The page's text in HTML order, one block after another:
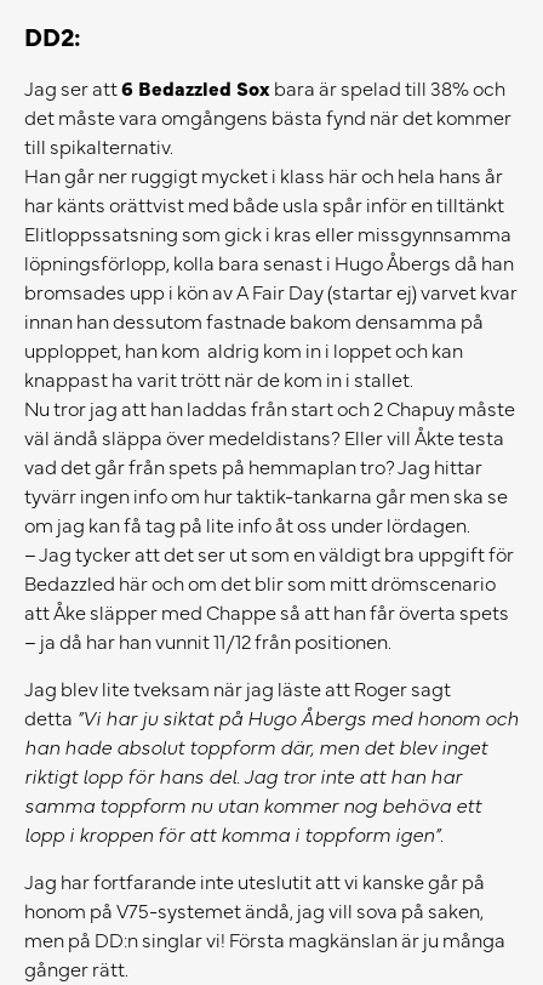
DD2:
Jag ser att6 Bedazzled Sox bara är spelad till 38% och
det måste vara omgångens bästa fynd när det kommer
till spikalternativ.
Han går ner ruggigt mycket i klass här och hela hans år
har känts orättvist med både usla spår inför en tilltänkt
Elitloppssatsning som gick i kras eller missgynnsamma
löpningsförlopp, kolla bara senast i Hugo Åbergs då han
bromsades upp i kön av A Fair Day (startar ej) varvet kvar
innan han dessutom fastnade bakom densamma på
upploppet, han kom aldrig kom in i loppet och kan
knappast ha varit trött när de kom in i stallet.
Nu tror jag att han laddas från start och 2 Chapuy måste
väl ändå släppa över medeldistans? Eller vill Åkte testa
vad det går från spets på hemmaplan tro? Jag hittar
tyvärr ingen info om hur taktik-tankarna går men ska se
om jag kan få tag på lite info åt oss under lördagen.
– Jag tycker att det ser ut som en väldigt bra uppgift för
Bedazzled här och om det blir som mitt drömscenario
att Åke släpper med Chappe så att han får överta spets
– ja då har han vunnit 11/12 från positionen.
Jag blev lite tveksam när jag läste att Roger sagt
detta ”Vi har ju siktat på Hugo Åbergs med honom och
han hade absolut toppform där, men det blev inget
riktigt lopp för hans del. Jag tror inte att han har
samma toppform nu utan kommer nog behöva ett
lopp i kroppen för att komma i toppform igen”.
Jag har fortfarande inte uteslutit att vi kanske går på
honom på V75-systemet ändå, jag vill sova på saken,
men på DD:n singlar vi! Första magkänslan är ju många
gånger rätt.